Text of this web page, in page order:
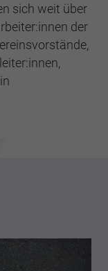
sich weit über
der